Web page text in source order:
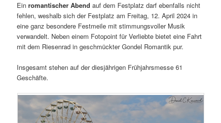
Einromantischer Abend auf dem Festplatz darf ebenfalls nicht
fehlen, weshalb sich der Festplatz am Freitag, 12. April 2024 in
eine ganz besondere Festmeile mit stimmungsvoller Musik
verwandelt. Neben einem Fotopoint für Verliebte bietet eine Fahrt
mit dem Riesenrad in geschmückter Gondel Romantik pur.
Insgesamt stehen auf der diesjährigen Frühjahrsmesse 61
Geschäfte.